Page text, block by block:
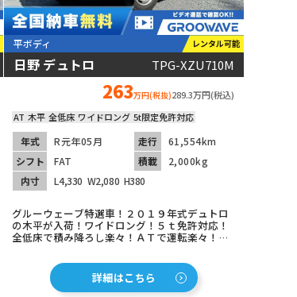
平ボディ レンタル可能
日野 デュトロ TPG-XZU710M
263万円(税抜)289.3万円(税込)
AT 木平 全低床 ワイドロング 5t限定免許対応
年式 R元年05月 走行
61,554km
シフト
FAT 積載
2,000kg
内寸
L4,330 W2,080 H380
グルーウェーブ特選車！２０１９年式デュトロ
の木平が入荷！ワイドロング！５ｔ免許対応！
全低床で積み降ろし楽々！ＡＴで運転楽々！精
ETC車載器も装着済み！低走行でこれからを長
く共にできる１台！詳細はこちら